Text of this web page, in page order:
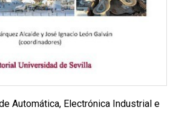
Automática, Electrónica Industrial e